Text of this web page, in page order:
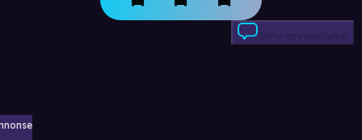
Skriv anmeldelse